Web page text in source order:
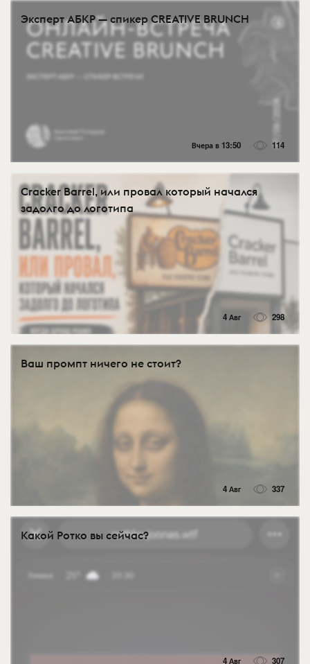
Эксперт АБКР — спикер CREATIVE BRUNCH
Вчера в 13:50 114
Cracker Barrel, или провал который начался
задолго до логотипа
4 Авг 298
Ваш промпт ничего не стоит?
4 Авг 337
Какой Ротко вы сейчас?
4 Авг 307